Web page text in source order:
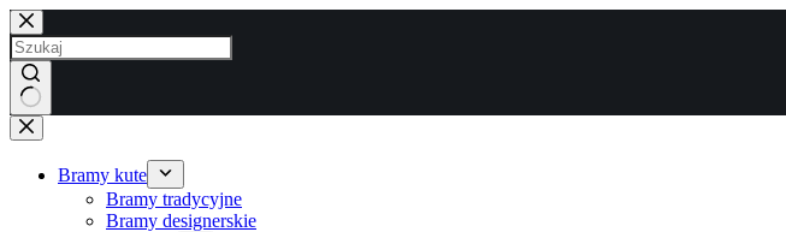
Przejdź
do
treści
Brak
wyników
Bramy kute
Bramy tradycyjne
Bramy designerskie